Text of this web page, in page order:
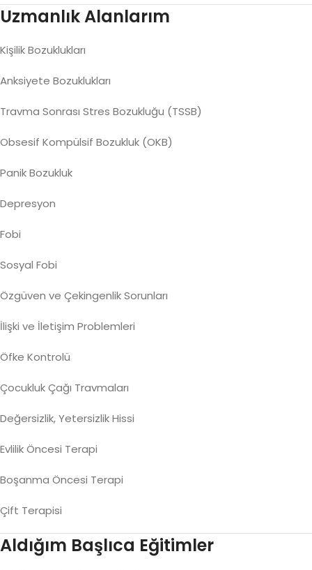
Uzmanlık Alanlarım
Kişilik Bozuklukları
Anksiyete Bozuklukları
Travma Sonrası Stres Bozukluğu (TSSB)
Obsesif Kompülsif Bozukluk (OKB)
Panik Bozukluk
Depresyon
Fobi
Sosyal Fobi
Özgüven ve Çekingenlik Sorunları
İlişki ve İletişim Problemleri
Öfke Kontrolü
Çocukluk Çağı Travmaları
Değersizlik, Yetersizlik Hissi
Evlilik Öncesi Terapi
Boşanma Öncesi Terapi
Çift Terapisi
Aldığım Başlıca Eğitimler